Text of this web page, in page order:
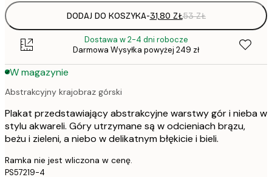
DODAJ DO KOSZYKA-31,80 ZŁ53 ZŁ
Dostawa w 2-4 dni robocze
Darmowa Wysyłka powyżej 249 zł
W magazynie
Abstrakcyjny krajobraz górski
Plakat przedstawiający abstrakcyjne warstwy gór i nieba w
stylu akwareli. Góry utrzymane są w odcieniach brązu,
beżu i zieleni, a niebo w delikatnym błękicie i bieli.
Ramka nie jest wliczona w cenę.
PS57219-4